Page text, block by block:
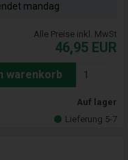
mandag
Alle Preise inkl. MwSt
46,95 EUR
warenkorb
Auf lager
Lieferung 5-7